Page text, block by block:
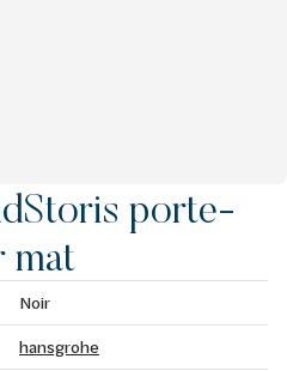
porte-
mat
Noir
hansgrohe